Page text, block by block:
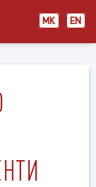
МК EN